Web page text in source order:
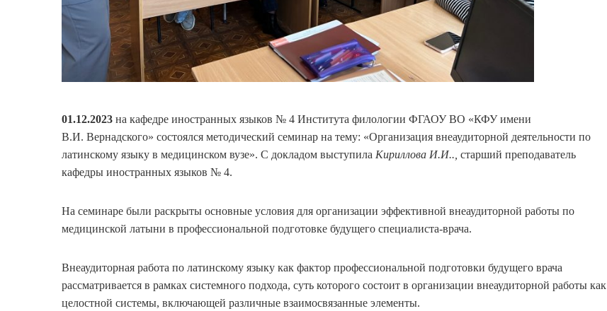
01.12.2023 на кафедре иностранных языков № 4 Института филологии ФГАОУ ВО «КФУ имени
В.И. Вернадского» состоялся методический семинар на тему: «Организация внеаудиторной деятельности по
латинскому языку в медицинском вузе». С докладом выступила Кириллова И.И.., старший преподаватель
кафедры иностранных языков № 4.
На семинаре были раскрыты основные условия для организации эффективной внеаудиторной работы по
медицинской латыни в профессиональной подготовке будущего специалиста-врача.
Внеаудиторная работа по латинскому языку как фактор профессиональной подготовки будущего врача
рассматривается в рамках системного подхода, суть которого состоит в организации внеаудиторной работы как
целостной системы, включающей различные взаимосвязанные элементы.